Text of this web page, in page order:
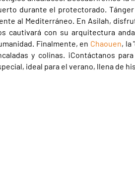
durante el protectorado.
al Mediterráneo. En Asilah,
cautivará con su arquitectura
Finalmente, en Chaouen, la
y colinas. ¡Contáctanos
ideal para el verano, llena de